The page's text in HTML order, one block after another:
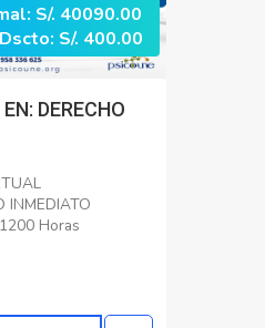
S/. 40090.00
S/. 400.00
DERECHO
INMEDIATO
1200 Horas